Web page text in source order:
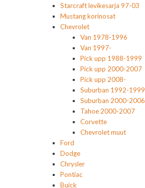
Starcraft levikesarja 97-03
Mustang korinosat
Chevrolet
Van 1978-1996
Van 1997-
Pick upp 1988-1999
Pick upp 2000-2007
Pick upp 2008-
Suburban 1992-1999
Suburban 2000-2006
Tahoe 2000-2007
Corvette
Chevrolet muut
Ford
Dodge
Chrysler
Pontiac
Buick